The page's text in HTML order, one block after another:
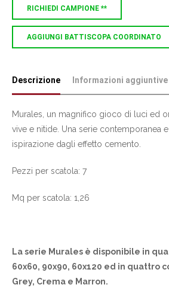
RICHIEDI CAMPIONE **
AGGIUNGI BATTISCOPA COORDINATO
Descrizione Informazioni aggiuntive
Murales, un magnifico gioco di luci ed
vive e nitide. Una serie contemporanea
ispirazione dagli effetto cemento.
Pezzi per scatola: 7
Mq per scatola: 1,26
La serie Murales è disponibile in
60x60, 90x90, 60x120 ed in quattro
Grey, Crema e Marron.